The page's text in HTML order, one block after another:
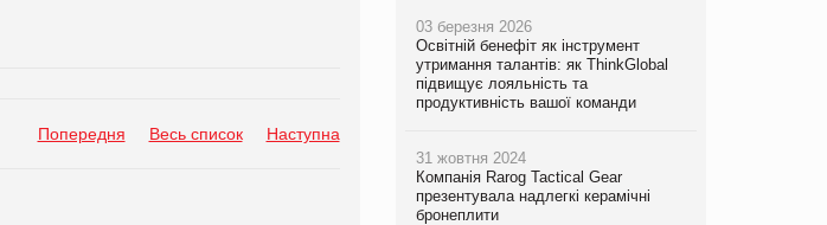
Попередня Весь список Наступна
03 березня 2026
Освітній бенефіт як інструмент
утримання талантів: як ThinkGlobal
підвищує лояльність та
продуктивність вашої команди
31 жовтня 2024
Компанія Rarog Tactical Gear
презентувала надлегкі керамічні
бронеплити